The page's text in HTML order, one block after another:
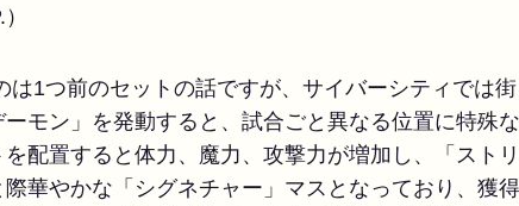
1つ前のセットの話ですが、サイバーシティでは
モン」を発動すると、試合ごと異なる位置に特殊
配置すると体力、魔力、攻撃力が増加し、「スト
華やかな「シグネチャー」マスとなっており、獲